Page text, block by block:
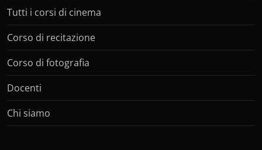
Tutti i corsi di cinema
Corso di recitazione
Corso di fotografia
Docenti
Chi siamo